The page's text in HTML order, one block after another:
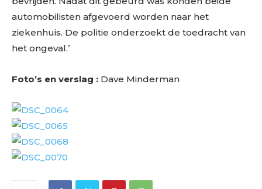
automobilisten afgevoerd worden naar het
ziekenhuis. De politie onderzoekt de toedracht van
het ongeval.’
Foto’s en verslag : Dave Minderman